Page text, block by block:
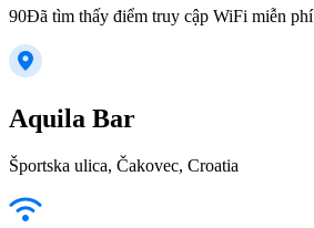
90Đã tìm thấy điểm truy cập WiFi miễn phí
Aquila Bar
Športska ulica, Čakovec, Croatia